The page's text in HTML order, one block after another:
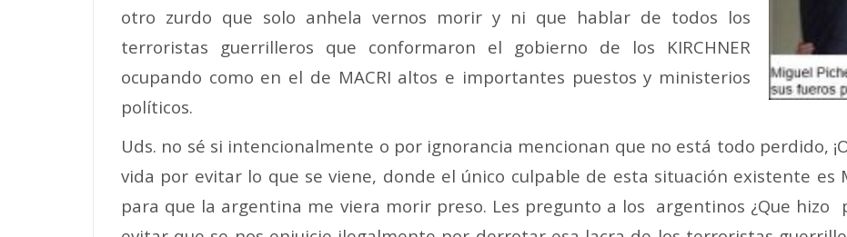
otro zurdo que solo anhela vernos morir y ni que hablar de todos los
terroristas guerrilleros que conformaron el gobierno de los KIRCHNER
ocupando como en el de MACRI altos e importantes puestos y ministerios
políticos.
Uds. no sé si intencionalmente o por ignorancia mencionan que no está todo perdido,
vida por evitar lo que se viene, donde el único culpable de esta situación existente es
para que la argentina me viera morir preso. Les pregunto a los argentinos ¿Que